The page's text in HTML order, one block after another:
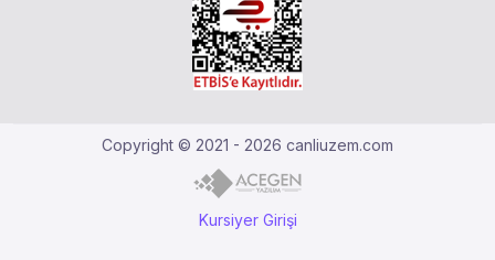
Copyright © 2021 - 2026 canliuzem.com
Kursiyer Girişi